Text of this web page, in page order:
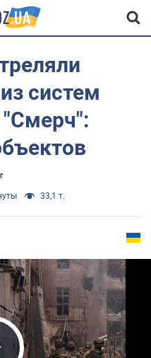
систем
"Смерч":
33,1 т.